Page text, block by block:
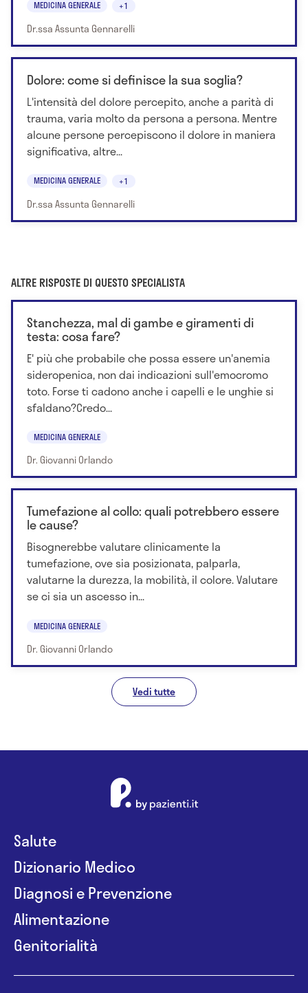
MEDICINA GENERALE +1
Dr.ssa Assunta Gennarelli
Dolore: come si definisce la sua soglia?
L'intensità del dolore percepito, anche a parità di
trauma, varia molto da persona a persona. Mentre
alcune persone percepiscono il dolore in maniera
significativa, altre...
MEDICINA GENERALE +1
Dr.ssa Assunta Gennarelli
ALTRE RISPOSTE DI QUESTO SPECIALISTA
Stanchezza, mal di gambe e giramenti di
testa: cosa fare?
E' più che probabile che possa essere un'anemia
sideropenica, non dai indicazioni sull'emocromo
toto. Forse ti cadono anche i capelli e le unghie si
sfaldano?Credo...
MEDICINA GENERALE
Dr. Giovanni Orlando
Tumefazione al collo: quali potrebbero essere
le cause?
Bisognerebbe valutare clinicamente la
tumefazione, ove sia posizionata, palparla,
valutarne la durezza, la mobilità, il colore. Valutare
se ci sia un ascesso in...
MEDICINA GENERALE
Dr. Giovanni Orlando
Vedi tutte
Salute
Dizionario Medico
Diagnosi e Prevenzione
Alimentazione
Genitorialità